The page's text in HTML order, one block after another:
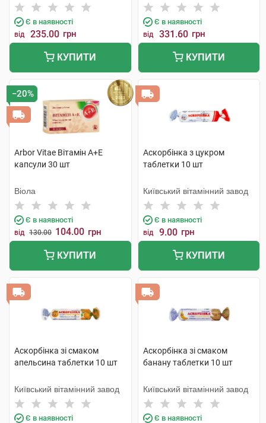
Є в наявності
від 235.00 грн
КУПИТИ
Є в наявності
від 331.60 грн
КУПИТИ
−20%
Arbor Vitae Вітамін A+Е
капсули 30 шт
Віола
Є в наявності
від 130.00 104.00 грн
КУПИТИ
Аскорбінка з цукром
таблетки 10 шт
Київський вітамінний завод
Є в наявності
від 9.00 грн
КУПИТИ
Аскорбінка зі смаком
апельсина таблетки 10 шт
Київський вітамінний завод
Є в наявності
Аскорбінка зі смаком
банану таблетки 10 шт
Київський вітамінний завод
Є в наявності